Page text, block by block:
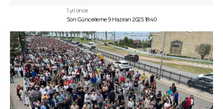
Son Güncelleme 9 Haziran 2025 18:40
1 yıl önce